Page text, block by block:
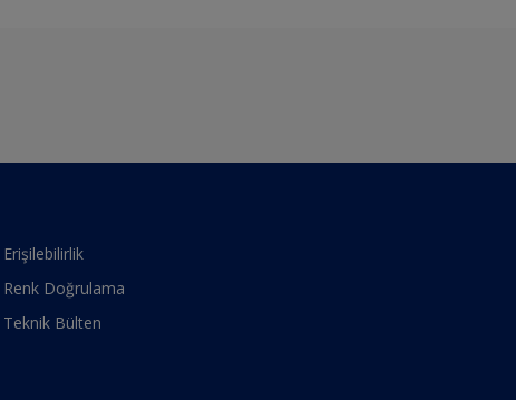
Erişilebilirlik
Renk Doğrulama
Teknik Bülten